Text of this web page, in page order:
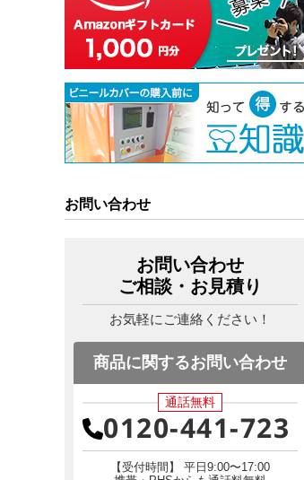
お問い合わせ
お問い合わせ
ご相談・お見積り
お気軽にご連絡ください！
商品に関するお問い合わせ
通話無料
0120-441-723
【受付時間】 平日9:00〜17:00